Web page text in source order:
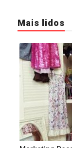
Mais lidos